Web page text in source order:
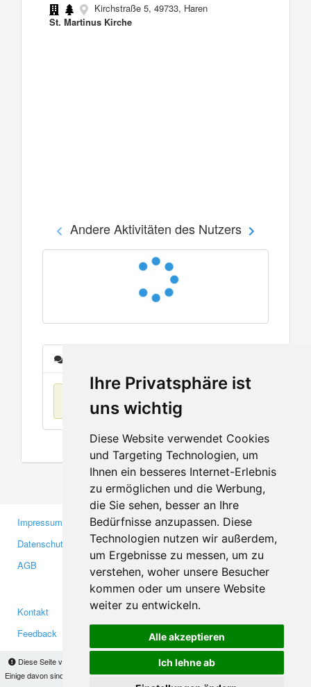
Ihre Privatsphäre ist
uns wichtig
Diese Website verwendet Cookies
und Targeting Technologien, um
Ihnen ein besseres Internet-Erlebnis
zu ermöglichen und die Werbung,
die Sie sehen, besser an Ihre
Bedürfnisse anzupassen. Diese
Technologien nutzen wir außerdem,
um Ergebnisse zu messen, um zu
verstehen, woher unsere Besucher
kommen oder um unsere Website
weiter zu entwickeln.
Alle akzeptieren
Ich lehne ab
Diese Seite verwendet Cookies, um Informationen auf Ihrem Computer zu speichern.
Einige davon sind notwendig, damit unsere Seite funktioniert, andere helfen uns dabei, das
Kirchstraße 5, 49733, Haren
St. Martinus Kirche
Andere Aktivitäten des Nutzers
Keine Einträge
Impressum
Datenschutzerklärung
AGB
Gewerbetreibende
Investoren
Medien
Kontakt
Feedback
Facebook
Twitter
YouTube
Google+